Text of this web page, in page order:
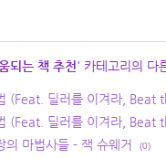
되는 책 추천 ' 카테고리의 다
(Feat. 딜러를 이겨라, Beat
(Feat. 딜러를 이겨라, Beat
마법사들 - 잭 슈웨거 (0)